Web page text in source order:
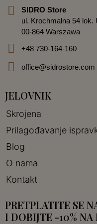
SIDRO Store
ul. Krochmalna 54 lok.
00-864 Warszawa
+48 730-164-160
office@sidrostore.com
JELOVNIK
Skrojena
Prilagođavanje
Blog
O nama
Kontakt
PRETPLATITE SE
I DOBIJTE -10% NA